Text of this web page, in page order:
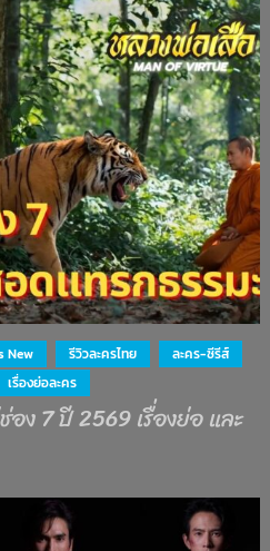
New รีวิวละครไทย
ละคร-ซีรีส์
เรื่องย่อละคร
อง 7 ปี 2569 เรื่องย่อ และ